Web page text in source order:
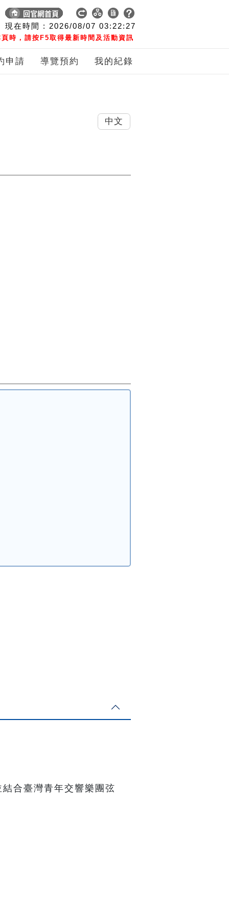
現在時間 : 2026/08/07 03:22:28
時，請按F5取得最新時間及活動資訊
申請 導覽預約 我的紀錄
合臺灣青年交響樂團弦